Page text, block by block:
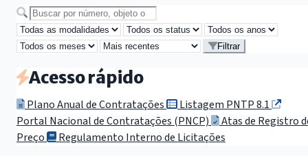
Buscar por número, objeto ou secretaria
Filtrar
Acesso rápido
Plano Anual de Contratações
Listagem PNTP 8.1
Portal Nacional de Contratações (PNCP)
Atas de Registro
Preço
Regulamento Interno de Licitações